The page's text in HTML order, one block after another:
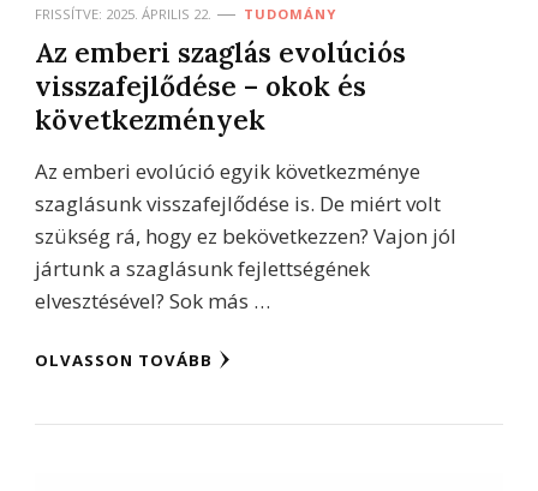
FRISSÍTVE: 2025. ÁPRILIS 22. TUDOMÁNY
Az emberi szaglás evolúciós
visszafejlődése – okok és
következmények
Az emberi evolúció egyik következménye
szaglásunk visszafejlődése is. De miért volt
szükség rá, hogy ez bekövetkezzen? Vajon jól
jártunk a szaglásunk fejlettségének
elvesztésével? Sok más …
OLVASSON TOVÁBB